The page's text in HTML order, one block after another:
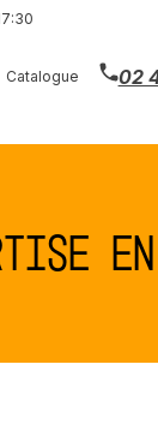
Catalogue 02
en